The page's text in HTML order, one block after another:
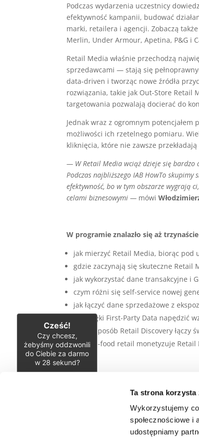
Ta strona korzysta
Wykorzystujemy
społecznościowe i
udostępniamy
Podczas wydarzenia uczestnicy
efektywność kampanii, budować
marki, retailera i agencji. Zobaczą
Merlin, Under Armour, Apetina, P&G i
Retail Media właśnie przechodzą
sprzedawcami — stają się
data-driven i tworząc nowe źródła
rozwiązania, takie jak Out-Store Retail
targetowania pozwalają docierać do
Jednak wraz z ogromnym
możliwości ich rzetelnego pomiaru.
kliknięcia, które nie zawsze
— W Retail Media wciąż dzieje się
Podczas najbliższego IAB HowTo
efektywność,bo w tym obszarze wygrają
celami biznesowymi— mówi
W programie znalazło się aż
jak mierzyć Retail Media, biorąc pod
gdzie zaczynają się skuteczne Retail
jak wykorzystać dane transakcyjne i
czym różni się self-service nowej
jak łączyć dane sprzedażowe z
jak dzięki First-Party Data napędzić
w jaki sposób Retail Discovery
jak non-food retail monetyzuje Retail
IAB HowTo Retail Media: Show Me The
Cześć!
Czy chcesz,
żebyśmy oddzwonili
do Ciebie za darmo
w 28 sekund?